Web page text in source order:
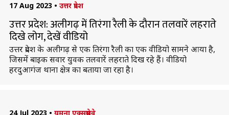
17 Aug 2023 • उत्तर प्रदेश
उत्तर प्रदेश: अलीगढ़ में तिरंगा रैली के दौरान तलवारें लहराते
दिखे लोग, देखें वीडियो
उत्तर प्रदेश के अलीगढ़ से एक तिरंगा रैली का एक वीडियो सामने आया है,
जिसमें बाइक सवार युवक तलवारें लहराते दिख रहे हैं। वीडियो
हरदुआगंज थाना क्षेत्र का बताया जा रहा है।
24 Jul 2023 • यमुना एक्सप्रेसवे